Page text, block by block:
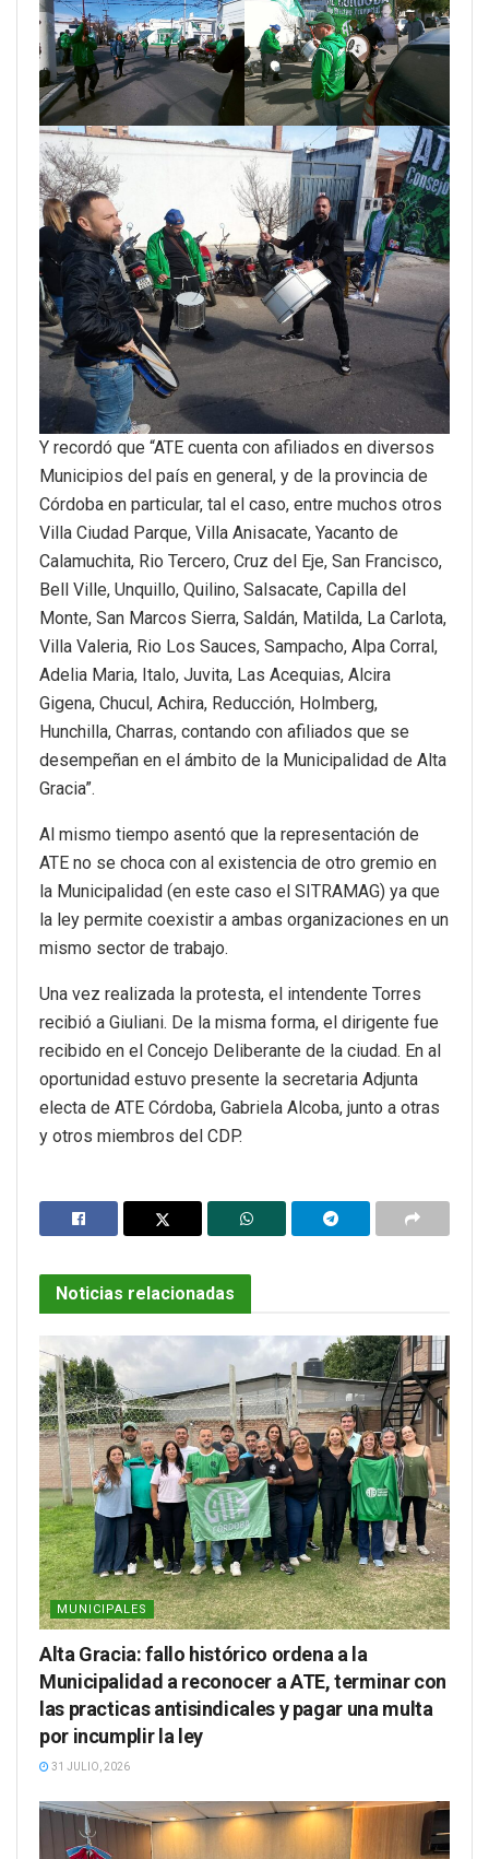
Y recordó que “ATE cuenta con afiliados en diversos
Municipios del país en general, y de la provincia de
Córdoba en particular, tal el caso, entre muchos otros
Villa Ciudad Parque, Villa Anisacate, Yacanto de
Calamuchita, Rio Tercero, Cruz del Eje, San Francisco,
Bell Ville, Unquillo, Quilino, Salsacate, Capilla del
Monte, San Marcos Sierra, Saldán, Matilda, La Carlota,
Villa Valeria, Rio Los Sauces, Sampacho, Alpa Corral,
Adelia Maria, Italo, Juvita, Las Acequias, Alcira
Gigena, Chucul, Achira, Reducción, Holmberg,
Hunchilla, Charras, contando con afiliados que se
desempeñan en el ámbito de la Municipalidad de Alta
Gracia”.
Al mismo tiempo asentó que la representación de
ATE no se choca con al existencia de otro gremio en
la Municipalidad (en este caso el SITRAMAG) ya que
la ley permite coexistir a ambas organizaciones en un
mismo sector de trabajo.
Una vez realizada la protesta, el intendente Torres
recibió a Giuliani. De la misma forma, el dirigente fue
recibido en el Concejo Deliberante de la ciudad. En al
oportunidad estuvo presente la secretaria Adjunta
electa de ATE Córdoba, Gabriela Alcoba, junto a otras
y otros miembros del CDP.
Noticias relacionadas
MUNICIPALES
Alta Gracia: fallo histórico ordena a la
Municipalidad a reconocer a ATE, terminar con
las practicas antisindicales y pagar una multa
por incumplir la ley
31 JULIO, 2026